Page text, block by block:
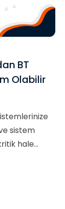
BT
Olabilir
sistem
hale...